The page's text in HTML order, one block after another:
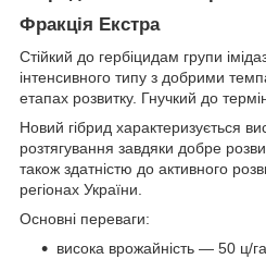
Фракція Екстра
Стійкий до гербіцидам групи
інтенсивного типу з добрими
етапах розвитку. Гнучкий до
Новий гібрид характеризується
розтягування завдяки добре
також здатністю до активного
регіонах України.
Основні переваги:
висока врожайність — 50 ц/